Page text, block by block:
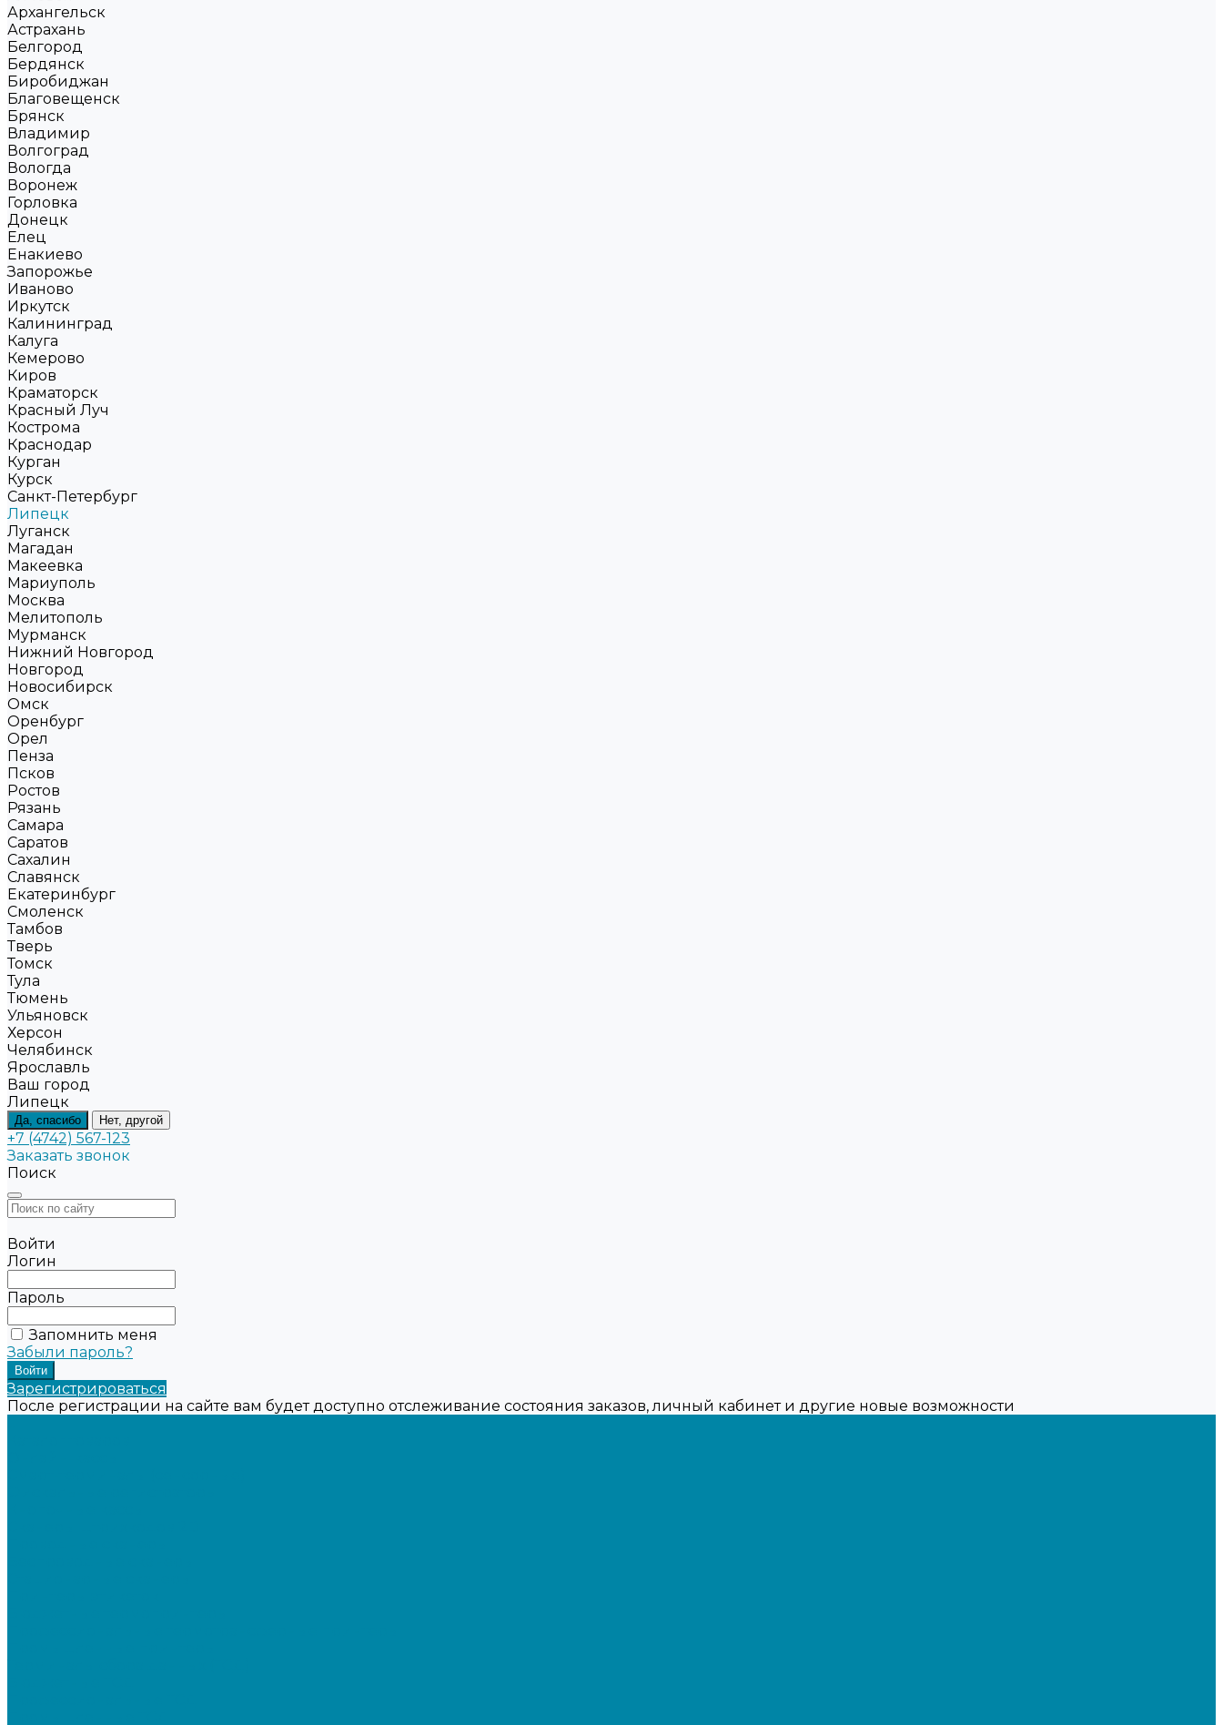
Архангельск
Астрахань
Белгород
Бердянск
Биробиджан
Благовещенск
Брянск
Владимир
Волгоград
Вологда
Воронеж
Горловка
Донецк
Елец
Енакиево
Запорожье
Иваново
Иркутск
Калининград
Калуга
Кемерово
Киров
Краматорск
Красный Луч
Кострома
Краснодар
Курган
Курск
Санкт-Петербург
Липецк
Луганск
Магадан
Макеевка
Мариуполь
Москва
Мелитополь
Мурманск
Нижний Новгород
Новгород
Новосибирск
Омск
Оренбург
Орел
Пенза
Псков
Ростов
Рязань
Самара
Саратов
Сахалин
Славянск
Екатеринбург
Смоленск
Тамбов
Тверь
Томск
Тула
Тюмень
Ульяновск
Херсон
Челябинск
Ярославль
Ваш город
Липецк
Да, спасибо Нет, другой
+7 (4742) 567-123
Заказать звонок
Поиск
Войти
Логин
Пароль
Запомнить меня
Забыли пароль?
Зарегистрироваться
После регистрации на сайте вам будет доступно отслеживание состояния заказов, личный кабинет и другие новые возможности